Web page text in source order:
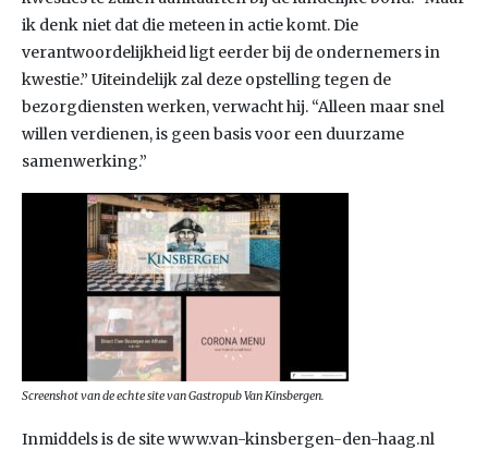
ik denk niet dat die meteen in actie komt. Die
verantwoordelijkheid ligt eerder bij de ondernemers in
kwestie.” Uiteindelijk zal deze opstelling tegen de
bezorgdiensten werken, verwacht hij. “Alleen maar snel
willen verdienen, is geen basis voor een duurzame
samenwerking.”
Screenshot van de echte site van Gastropub Van Kinsbergen.
Inmiddels is de site www.van-kinsbergen-den-haag.nl